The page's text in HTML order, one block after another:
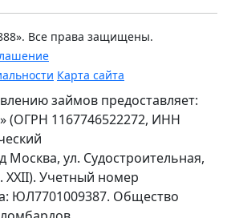
Все права защищены.
Карта сайта
займов предоставляет:
(ОГРН 1167746522272, ИНН
Москва, ул. Судостроительная,
Учетный номер
ЮЛ7701009387. Общество